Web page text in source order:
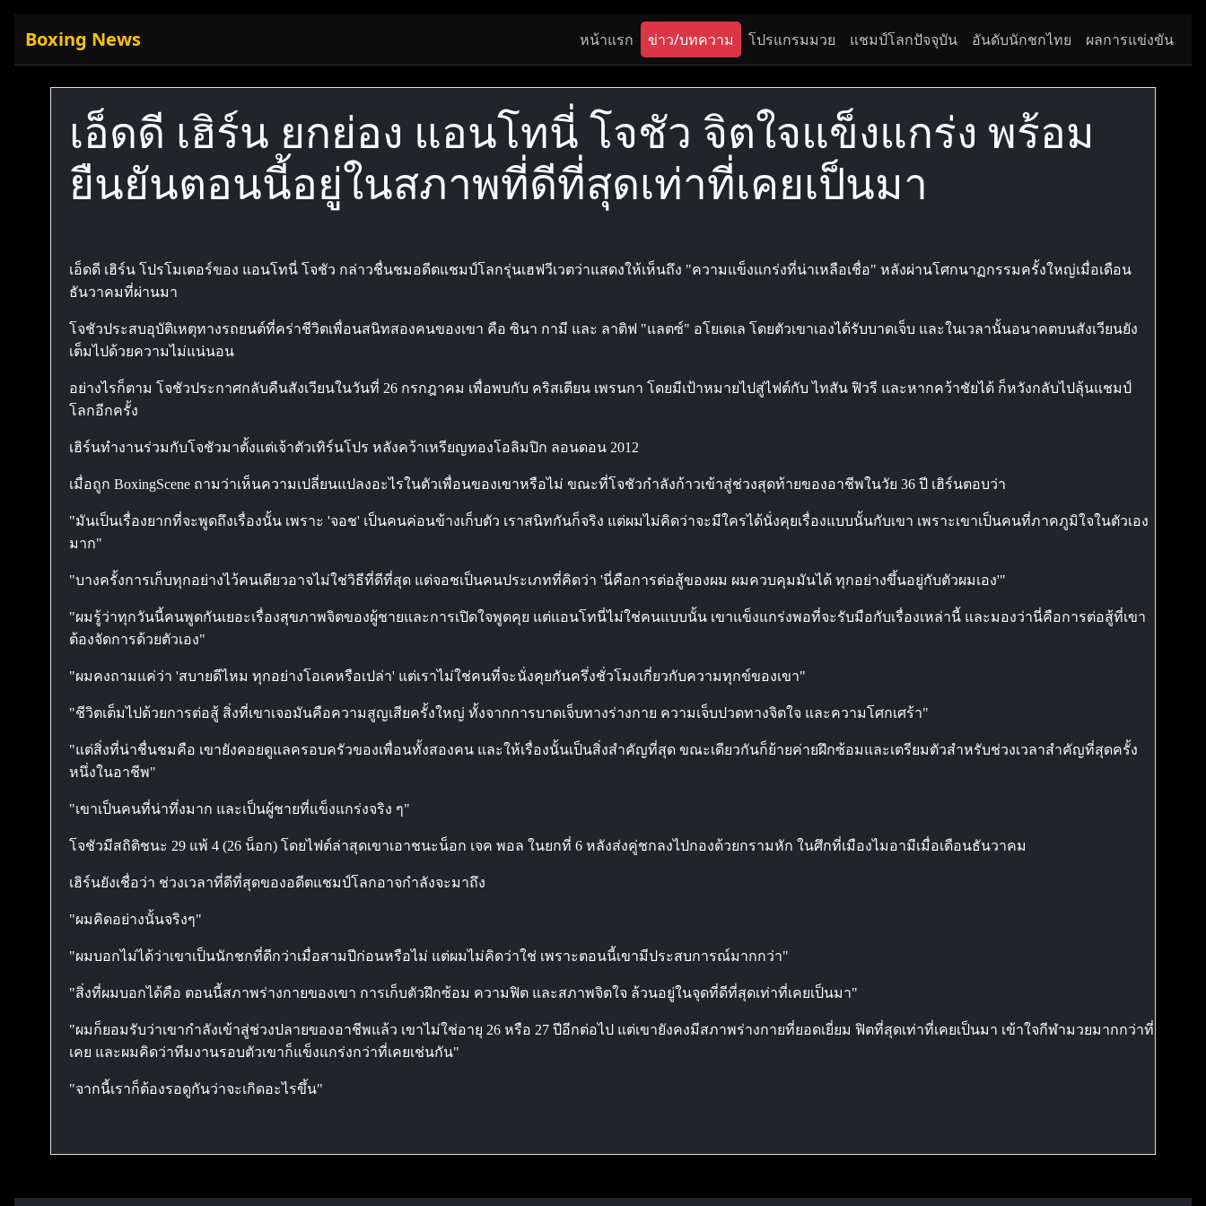
Boxing News หน้าแรก ข่าว/บทความ โปรแกรมมวย แชมป์โลกปัจจุบัน อันดับนักชกไทย ผลการแข่งขัน
เอ็ดดี เฮิร์น ยกย่อง แอนโทนี่ โจชัว จิตใจแข็งแกร่ง พร้อม
ยืนยันตอนนี้อยู่ในสภาพที่ดีที่สุดเท่าที่เคยเป็นมา
เอ็ดดี เฮิร์น โปรโมเตอร์ของ แอนโทนี่ โจชัว กล่าวชื่นชมอดีตแชมป์โลกรุ่นเฮฟวีเวตว่าแสดงให้เห็นถึง "ความแข็งแกร่งที่น่าเหลือเชื่อ" หลังผ่านโศกนาฏกรรมครั้งใหญ่เมื่อเดือน
ธันวาคมที่ผ่านมา
โจชัวประสบอุบัติเหตุทางรถยนต์ที่คร่าชีวิตเพื่อนสนิทสองคนของเขา คือ ซินา กามี และ ลาติฟ "แลตซ์" อโยเดเล โดยตัวเขาเองได้รับบาดเจ็บ และในเวลานั้นอนาคตบนสังเวียนยัง
เต็มไปด้วยความไม่แน่นอน
อย่างไรก็ตาม โจชัวประกาศกลับคืนสังเวียนในวันที่ 26 กรกฎาคม เพื่อพบกับ คริสเตียน เพรนกา โดยมีเป้าหมายไปสู่ไฟต์กับ ไทสัน ฟิวรี และหากคว้าชัยได้ ก็หวังกลับไปลุ้นแชมป์
โลกอีกครั้ง
เฮิร์นทำงานร่วมกับโจชัวมาตั้งแต่เจ้าตัวเทิร์นโปร หลังคว้าเหรียญทองโอลิมปิก ลอนดอน 2012
เมื่อถูก BoxingScene ถามว่าเห็นความเปลี่ยนแปลงอะไรในตัวเพื่อนของเขาหรือไม่ ขณะที่โจชัวกำลังก้าวเข้าสู่ช่วงสุดท้ายของอาชีพในวัย 36 ปี เฮิร์นตอบว่า
"มันเป็นเรื่องยากที่จะพูดถึงเรื่องนั้น เพราะ 'จอช' เป็นคนค่อนข้างเก็บตัว เราสนิทกันก็จริง แต่ผมไม่คิดว่าจะมีใครได้นั่งคุยเรื่องแบบนั้นกับเขา เพราะเขาเป็นคนที่ภาคภูมิใจในตัวเอง
มาก"
"บางครั้งการเก็บทุกอย่างไว้คนเดียวอาจไม่ใช่วิธีที่ดีที่สุด แต่จอชเป็นคนประเภทที่คิดว่า 'นี่คือการต่อสู้ของผม ผมควบคุมมันได้ ทุกอย่างขึ้นอยู่กับตัวผมเอง'"
"ผมรู้ว่าทุกวันนี้คนพูดกันเยอะเรื่องสุขภาพจิตของผู้ชายและการเปิดใจพูดคุย แต่แอนโทนี่ไม่ใช่คนแบบนั้น เขาแข็งแกร่งพอที่จะรับมือกับเรื่องเหล่านี้ และมองว่านี่คือการต่อสู้ที่เขา
ต้องจัดการด้วยตัวเอง"
"ผมคงถามแค่ว่า 'สบายดีไหม ทุกอย่างโอเคหรือเปล่า' แต่เราไม่ใช่คนที่จะนั่งคุยกันครึ่งชั่วโมงเกี่ยวกับความทุกข์ของเขา"
"ชีวิตเต็มไปด้วยการต่อสู้ สิ่งที่เขาเจอมันคือความสูญเสียครั้งใหญ่ ทั้งจากการบาดเจ็บทางร่างกาย ความเจ็บปวดทางจิตใจ และความโศกเศร้า"
"แต่สิ่งที่น่าชื่นชมคือ เขายังคอยดูแลครอบครัวของเพื่อนทั้งสองคน และให้เรื่องนั้นเป็นสิ่งสำคัญที่สุด ขณะเดียวกันก็ย้ายค่ายฝึกซ้อมและเตรียมตัวสำหรับช่วงเวลาสำคัญที่สุดครั้ง
หนึ่งในอาชีพ"
"เขาเป็นคนที่น่าทึ่งมาก และเป็นผู้ชายที่แข็งแกร่งจริง ๆ"
โจชัวมีสถิติชนะ 29 แพ้ 4 (26 น็อก) โดยไฟต์ล่าสุดเขาเอาชนะน็อก เจค พอล ในยกที่ 6 หลังส่งคู่ชกลงไปกองด้วยกรามหัก ในศึกที่เมืองไมอามีเมื่อเดือนธันวาคม
เฮิร์นยังเชื่อว่า ช่วงเวลาที่ดีที่สุดของอดีตแชมป์โลกอาจกำลังจะมาถึง
"ผมคิดอย่างนั้นจริงๆ"
"ผมบอกไม่ได้ว่าเขาเป็นนักชกที่ดีกว่าเมื่อสามปีก่อนหรือไม่ แต่ผมไม่คิดว่าใช่ เพราะตอนนี้เขามีประสบการณ์มากกว่า"
"สิ่งที่ผมบอกได้คือ ตอนนี้สภาพร่างกายของเขา การเก็บตัวฝึกซ้อม ความฟิต และสภาพจิตใจ ล้วนอยู่ในจุดที่ดีที่สุดเท่าที่เคยเป็นมา"
"ผมก็ยอมรับว่าเขากำลังเข้าสู่ช่วงปลายของอาชีพแล้ว เขาไม่ใช่อายุ 26 หรือ 27 ปีอีกต่อไป แต่เขายังคงมีสภาพร่างกายที่ยอดเยี่ยม ฟิตที่สุดเท่าที่เคยเป็นมา เข้าใจกีฬามวยมากกว่าที่
เคย และผมคิดว่าทีมงานรอบตัวเขาก็แข็งแกร่งกว่าที่เคยเช่นกัน"
"จากนี้เราก็ต้องรอดูกันว่าจะเกิดอะไรขึ้น"